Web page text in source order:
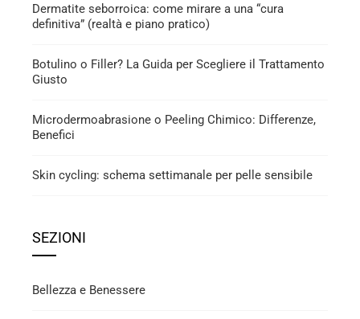
Dermatite seborroica: come mirare a una “cura
definitiva” (realtà e piano pratico)
Botulino o Filler? La Guida per Scegliere il Trattamento
Giusto
Microdermoabrasione o Peeling Chimico: Differenze,
Benefici
Skin cycling: schema settimanale per pelle sensibile
SEZIONI
Bellezza e Benessere